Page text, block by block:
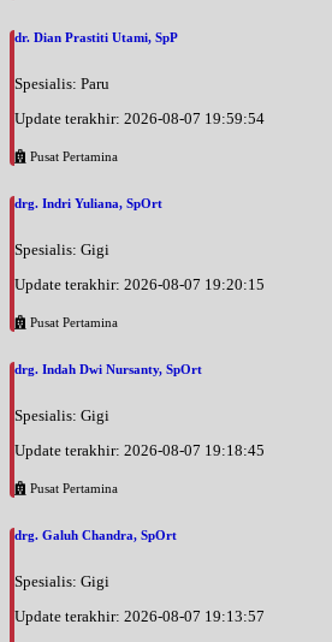
dr. Dian Prastiti Utami, SpP
Spesialis: Paru
Update terakhir: 2026-08-07 19:59:54
Pusat Pertamina
drg. Indri Yuliana, SpOrt
Spesialis: Gigi
Update terakhir: 2026-08-07 19:20:15
Pusat Pertamina
drg. Indah Dwi Nursanty, SpOrt
Spesialis: Gigi
Update terakhir: 2026-08-07 19:18:45
Pusat Pertamina
drg. Galuh Chandra, SpOrt
Spesialis: Gigi
Update terakhir: 2026-08-07 19:13:57